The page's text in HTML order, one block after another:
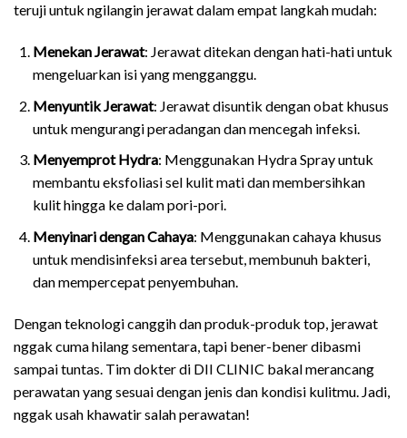
teruji untuk ngilangin jerawat dalam empat langkah mudah:
Menekan Jerawat: Jerawat ditekan dengan hati-hati untuk
mengeluarkan isi yang mengganggu.
Menyuntik Jerawat: Jerawat disuntik dengan obat khusus
untuk mengurangi peradangan dan mencegah infeksi.
Menyemprot Hydra: Menggunakan Hydra Spray untuk
membantu eksfoliasi sel kulit mati dan membersihkan
kulit hingga ke dalam pori-pori.
Menyinari dengan Cahaya: Menggunakan cahaya khusus
untuk mendisinfeksi area tersebut, membunuh bakteri,
dan mempercepat penyembuhan.
Dengan teknologi canggih dan produk-produk top, jerawat
nggak cuma hilang sementara, tapi bener-bener dibasmi
sampai tuntas. Tim dokter di DII CLINIC bakal merancang
perawatan yang sesuai dengan jenis dan kondisi kulitmu. Jadi,
nggak usah khawatir salah perawatan!